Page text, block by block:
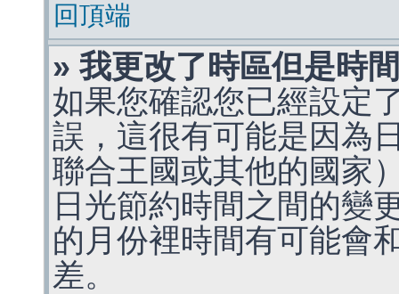
回頂端
» 我更改了時區但是時
如果您確認您已經設定
誤，這很有可能是因為
聯合王國或其他的國家
日光節約時間之間的變
的月份裡時間有可能會
差。